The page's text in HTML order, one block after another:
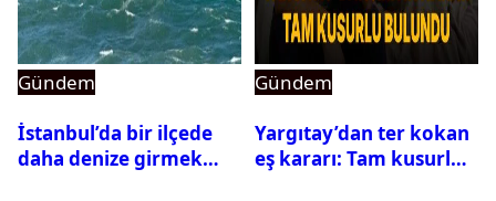
Gündem
İstanbul’da bir ilçede
daha denize girmek
Gündem
Yargıtay’dan ter kokan
eş kararı: Tam kusurlu